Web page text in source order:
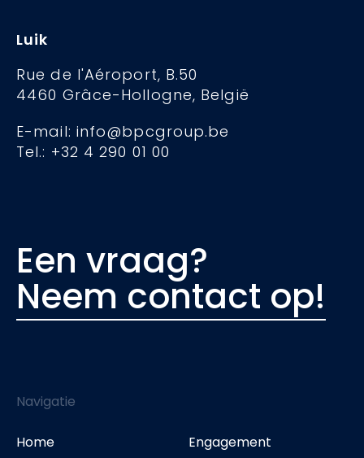
Luik
Rue de l'Aéroport, B.50
4460 Grâce-Hollogne, België
E-mail: info@bpcgroup.be
Tel.: +32 4 290 01 00
Een vraag?
Neem contact op!
Navigatie
Home
Engagement